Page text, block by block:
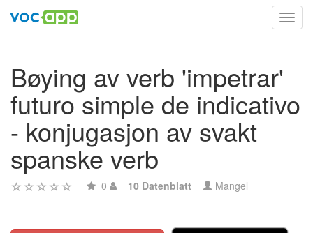
Bøying av verb 'impetrar'
futuro simple de indicativo
- konjugasjon av svakt
spanske verb
0 10 Datenblatt Mangel